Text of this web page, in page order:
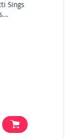
No. 2
Version)
₽